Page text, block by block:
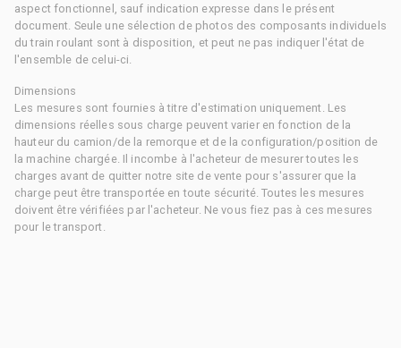
aspect fonctionnel, sauf indication expresse dans le présent
document. Seule une sélection de photos des composants individuels
du train roulant sont à disposition, et peut ne pas indiquer l'état de
l'ensemble de celui-ci.
Dimensions
Les mesures sont fournies à titre d'estimation uniquement. Les
dimensions réelles sous charge peuvent varier en fonction de la
hauteur du camion/de la remorque et de la configuration/position de
la machine chargée. Il incombe à l'acheteur de mesurer toutes les
charges avant de quitter notre site de vente pour s'assurer que la
charge peut être transportée en toute sécurité. Toutes les mesures
doivent être vérifiées par l'acheteur. Ne vous fiez pas à ces mesures
pour le transport.